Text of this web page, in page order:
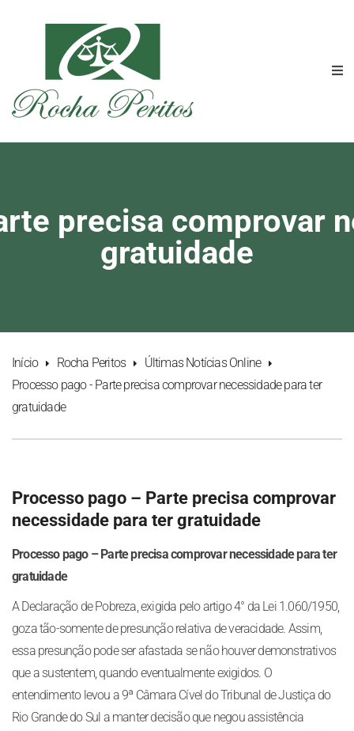
precisa comprovar
gratuidade
Início Rocha Peritos
Últimas Notícias Online
Processo pago - Parte precisa comprovar necessidade para ter
gratuidade
Processo pago – Parte precisa comprovar
necessidade para ter gratuidade
Processo pago – Parte precisa comprovar necessidade para ter
gratuidade
A Declaração de Pobreza, exigida pelo artigo 4° da Lei 1.060/1950,
goza tão-somente de presunção relativa de veracidade. Assim,
essa presunção pode ser afastada se não houver demonstrativos
que a sustentem, quando eventualmente exigidos. O
entendimento levou a 9ª Câmara Cível do Tribunal de Justiça do
Rio Grande do Sul a manter decisão que negou assistência